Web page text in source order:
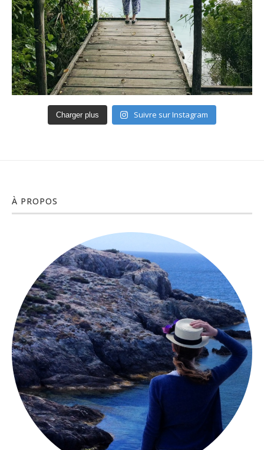
Charger plus Suivre sur Instagram
À PROPOS